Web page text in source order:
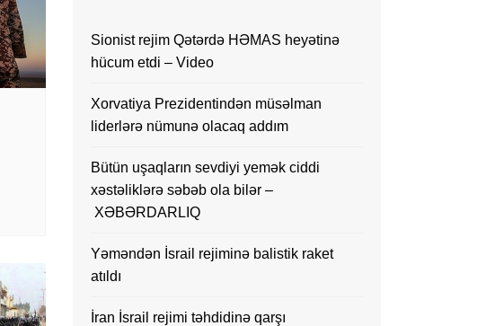
Sionist rejim Qətərdə HƏMAS heyətinə
hücum etdi – Video
Xorvatiya Prezidentindən müsəlman
liderlərə nümunə olacaq addım
Bütün uşaqların sevdiyi yemək ciddi
xəstəliklərə səbəb ola bilər –
XƏBƏRDARLIQ
Yəməndən İsrail rejiminə balistik raket
atıldı
İran İsrail rejimi təhdidinə qarşı